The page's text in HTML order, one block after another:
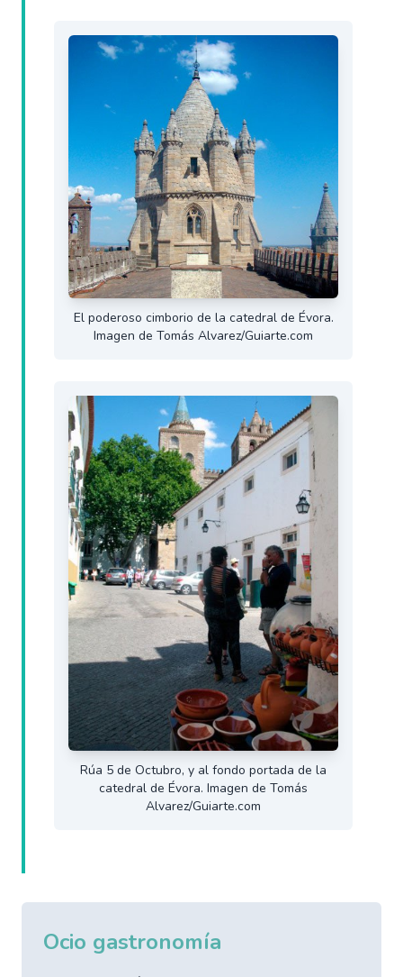
El poderoso cimborio de la catedral de Évora.
Imagen de Tomás Alvarez/Guiarte.com
Rúa 5 de Octubro, y al fondo portada de la
catedral de Évora. Imagen de Tomás
Alvarez/Guiarte.com
Ocio gastronomía